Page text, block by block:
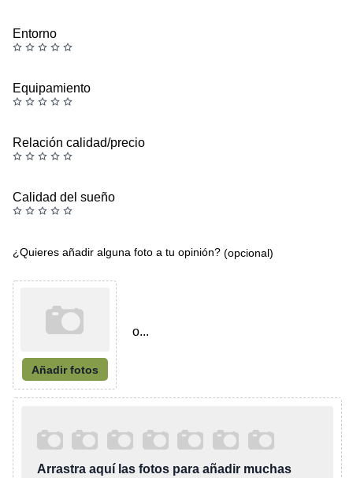
Entorno
Equipamiento
Relación calidad/precio
Calidad del sueño
¿Quieres añadir alguna foto a tu opinión? (opcional)
Añadir fotos
o...
Arrastra aquí las fotos para añadir muchas